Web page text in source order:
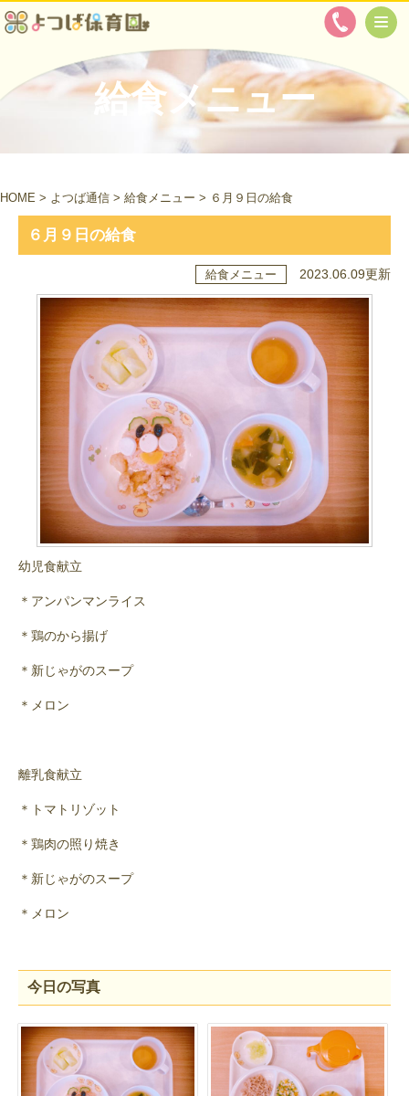
給食メニュー
HOME > よつば通信 > 給食メニュー > ６月９日の給食
６月９日の給食
給食メニュー 2023.06.09更新
幼児食献立
＊アンパンマンライス
＊鶏のから揚げ
＊新じゃがのスープ
＊メロン
離乳食献立
＊トマトリゾット
＊鶏肉の照り焼き
＊新じゃがのスープ
＊メロン
今日の写真